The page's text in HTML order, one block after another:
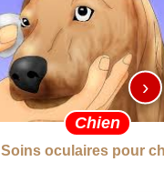
Chien
Soins oculaires pour
›